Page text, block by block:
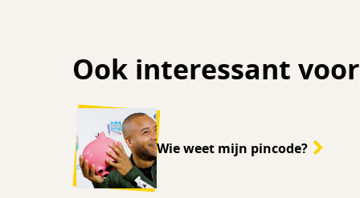
Ook interessant
Wie weet mijn pincode?